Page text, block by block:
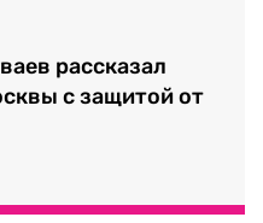
рассказал
с защитой от